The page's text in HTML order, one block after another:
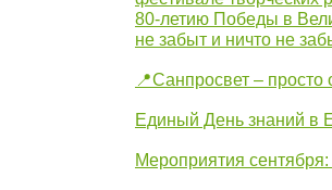
80-летию Победы в
не забыт и ничто не
📍Санпросвет –
Единый День знаний в
Мероприятия